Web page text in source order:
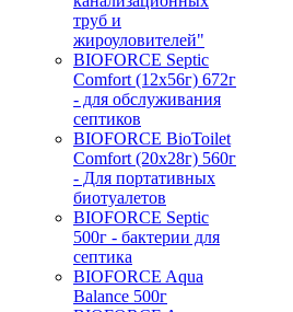
труб и
жироуловителей"
BIOFORCE Septic
Comfort (12x56г) 672г
- для обслуживания
септиков
BIOFORCE BioToilet
Comfort (20x28г) 560г
- Для портативных
биотуалетов
BIOFORCE Septic
500г - бактерии для
септика
BIOFORCE Aqua
Balance 500г